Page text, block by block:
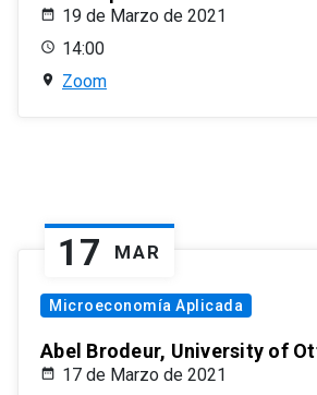
19 de Marzo de 2021
14:00
Zoom
17 MAR
Microeconomía Aplicada
Abel Brodeur, University of
17 de Marzo de 2021